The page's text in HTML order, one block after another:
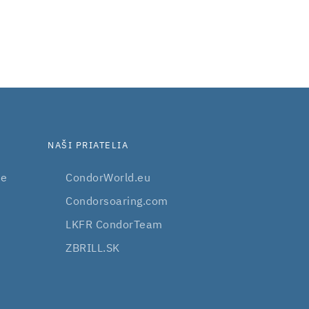
NAŠI PRIATELIA
CondorWorld.eu
Condorsoaring.com
LKFR CondorTeam
ZBRILL.SK